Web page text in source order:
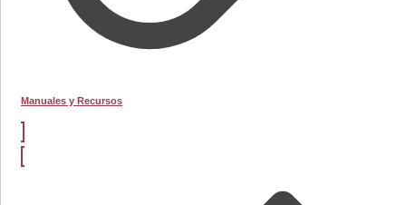
Manuales y Recursos